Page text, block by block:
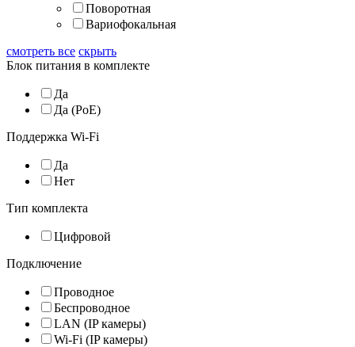
Поворотная
Вариофокальная
смотреть все скрыть
Блок питания в комплекте
Да
Да (PoE)
Поддержка Wi-Fi
Да
Нет
Тип комплекта
Цифровой
Подключение
Проводное
Беспроводное
LAN (IP камеры)
Wi-Fi (IP камеры)